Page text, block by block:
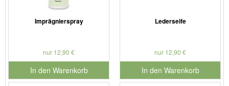
Imprägnierspray
nur 12,90 €
In den Warenkorb
für Produktnummer 901126
Lederseife
nur 12,90 €
In den Warenkorb
für Produktnummer 901127